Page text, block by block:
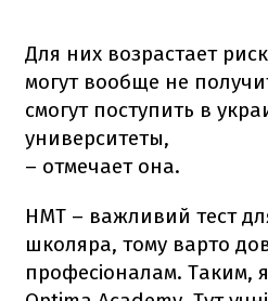
Для них возрастает
могут вообще не
смогут поступить в
университеты,
– отмечает она.
НМТ – важливий тест
школяра, тому варто
професіоналам. Таким,